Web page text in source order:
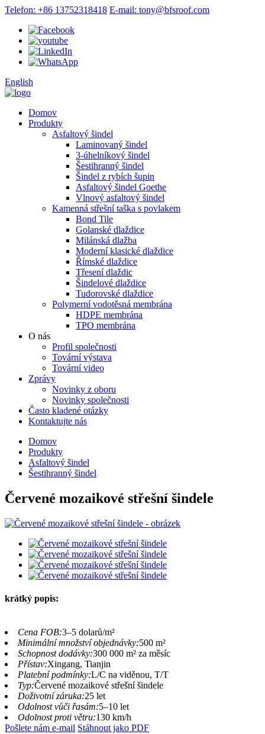
Telefon: +86 13752318418 E-mail: tony@bfsroof.com
English
Domov
Produkty
Asfaltový šindel
Laminovaný šindel
3-úhelníkový šindel
Šestihranný šindel
Šindel z rybích šupin
Asfaltový šindel Goethe
Vlnový asfaltový šindel
Kamenná střešní taška s povlakem
Bond Tile
Golanské dlaždice
Milánská dlažba
Moderní klasické dlaždice
Římské dlaždice
Třesení dlaždic
Šindelové dlaždice
Tudorovské dlaždice
Polymerní vodotěsná membrána
HDPE membrána
TPO membrána
O nás
Profil společnosti
Tovární výstava
Tovární video
Zprávy
Novinky z oboru
Novinky společnosti
Často kladené otázky
Kontaktujte nás
Domov
Produkty
Asfaltový šindel
Šestihranný šindel
Červené mozaikové střešní šindele
krátký popis:
Cena FOB:3–5 dolarů/m²
Minimální množství objednávky:500 m²
Schopnost dodávky:300 000 m² za měsíc
Přístav:Xingang, Tianjin
Platební podmínky:L/C na viděnou, T/T
Typ:Červené mozaikové střešní šindele
Doživotní záruka:25 let
Odolnost vůči řasám:5–10 let
Odolnost proti větru:130 km/h
Pošlete nám e-mail Stáhnout jako PDF